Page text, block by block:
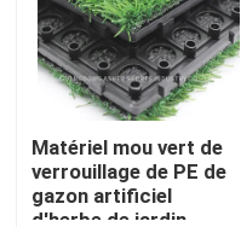
Accueil
Produits
Matériel mou vert de
verrouillage de PE de
gazon artificiel
d'herbe de jardin